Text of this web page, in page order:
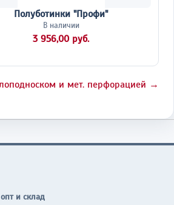
Полуботинки "Профи"
В наличии
3 956,00 руб.
и мет. перфорацией →
и склад